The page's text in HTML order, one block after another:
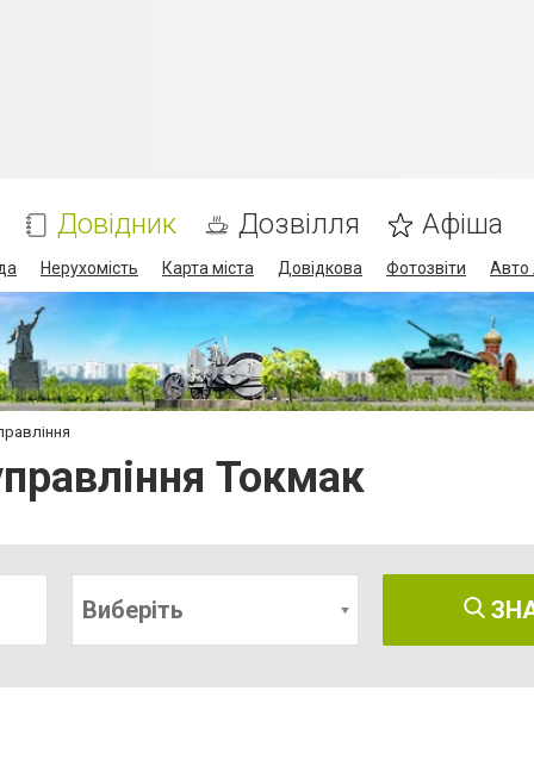
Довідник Дозвілля Афіша
Нерухомість Карта міста Довідкова Фотозвіти Авто
Токмак
Виберіть